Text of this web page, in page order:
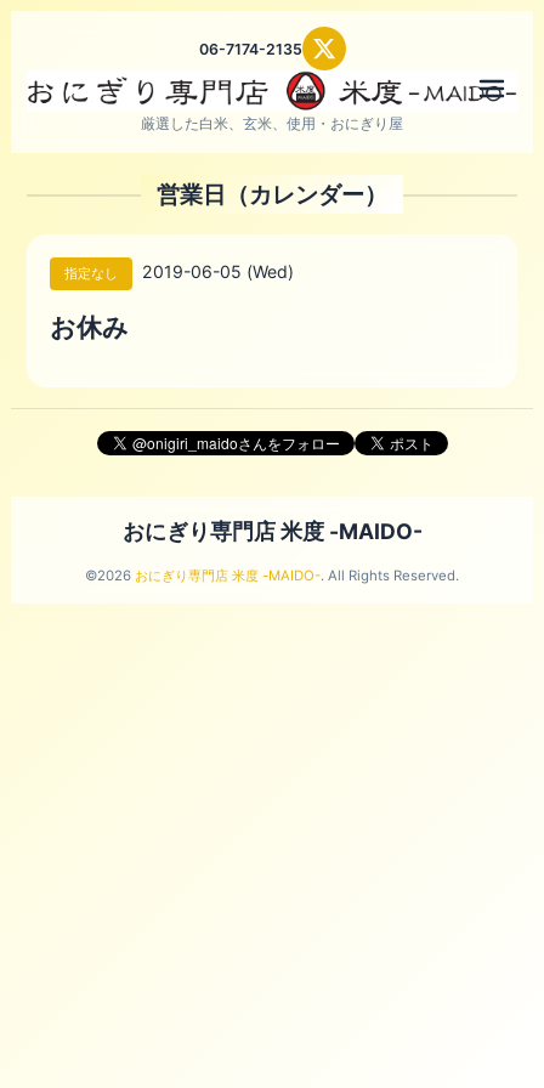
06-7174-2135
厳選した白米、玄米、使用・おにぎり屋
営業日（カレンダー）
指定なし 2019-06-05 (Wed)
お休み
おにぎり専門店 米度 -MAIDO-
©2026 おにぎり専門店 米度 -MAIDO-. All Rights Reserved.